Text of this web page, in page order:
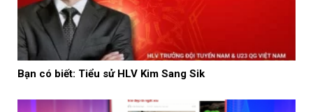
Bạn có biết: Tiểu sử HLV Kim Sang Sik